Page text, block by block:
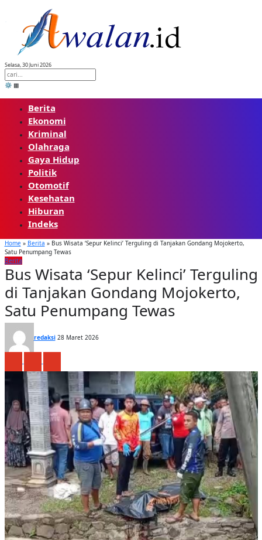
Selasa, 30 Juni 2026
⚙️ ▦
Berita
Ekonomi
Kriminal
Olahraga
Gaya Hidup
Politik
Otomotif
Kesehatan
Hiburan
Indeks
Home» Berita » Bus Wisata ‘Sepur Kelinci’ Terguling di Tanjakan Gondang Mojokerto,
Satu Penumpang Tewas
Berita
Bus Wisata ‘Sepur Kelinci’ Terguling
di Tanjakan Gondang Mojokerto,
Satu Penumpang Tewas
redaksi 28 Maret 2026